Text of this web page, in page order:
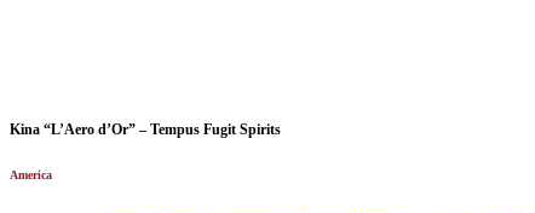
Kina “L’Aero d’Or” – Tempus Fugit Spirits
America